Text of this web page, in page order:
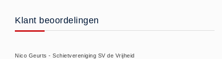
Klachten
Privacy
Klant beoordelingen
Nico Geurts - Schietvereniging SV de Vrijheid